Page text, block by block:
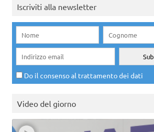
Iscriviti alla newsletter
Do il consenso al trattamento dei dati
Video del giorno